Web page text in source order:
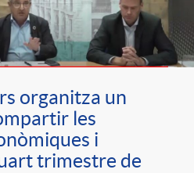
organitza un
les
i
trimestre de